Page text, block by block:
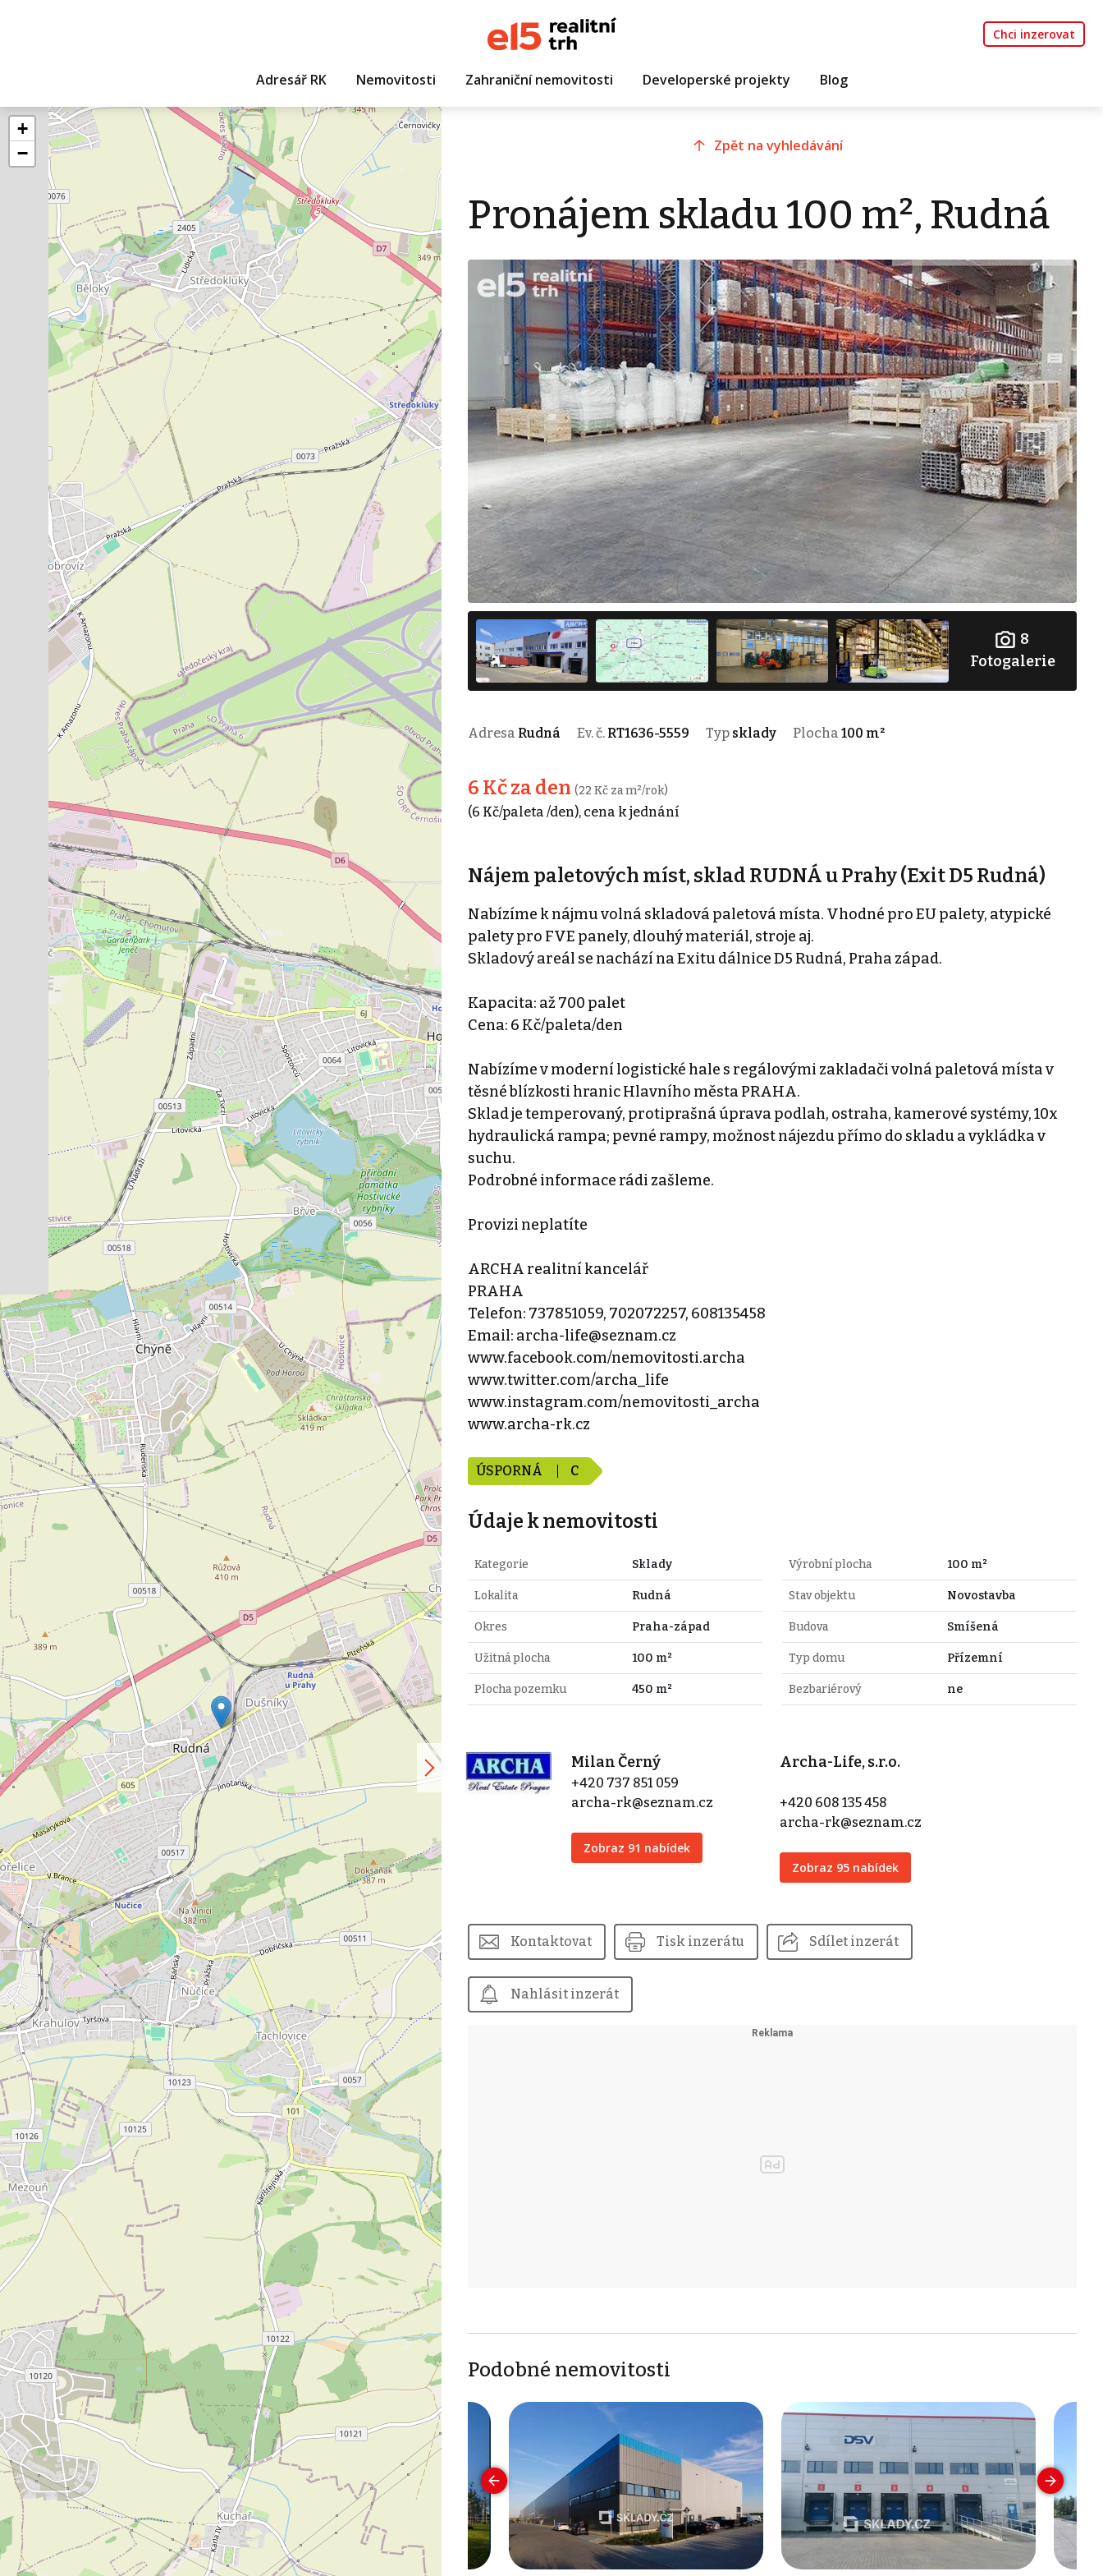
Chci inzerovat
Adresář RK Nemovitosti Zahraniční nemovitosti Developerské projekty Blog
+
−
Zpět na vyhledávání
Pronájem skladu 100 m², Rudná
8
Fotogalerie
Adresa Rudná Ev. č. RT1636-5559 Typ sklady Plocha 100 m²
6 Kč za den (22 Kč za m²/rok)
(6 Kč/paleta /den), cena k jednání
Nájem paletových míst, sklad RUDNÁ u Prahy (Exit D5 Rudná)
Nabízíme k nájmu volná skladová paletová místa. Vhodné pro EU palety, atypické
palety pro FVE panely, dlouhý materiál, stroje aj.
Skladový areál se nachází na Exitu dálnice D5 Rudná, Praha západ.
Kapacita: až 700 palet
Cena: 6 Kč/paleta/den
Nabízíme v moderní logistické hale s regálovými zakladači volná paletová místa v
těsné blízkosti hranic Hlavního města PRAHA.
Sklad je temperovaný, protiprašná úprava podlah, ostraha, kamerové systémy, 10x
hydraulická rampa; pevné rampy, možnost nájezdu přímo do skladu a vykládka v
suchu.
Podrobné informace rádi zašleme.
Provizi neplatíte
ARCHA realitní kancelář
PRAHA
Telefon: 737851059, 702072257, 608135458
Email: archa-life@seznam.cz
www.facebook.com/nemovitosti.archa
www.twitter.com/archa_life
www.instagram.com/nemovitosti_archa
www.archa-rk.cz
ÚSPORNÁ C
Údaje k nemovitosti
Kategorie Sklady
Lokalita Rudná
Okres Praha-západ
Užitná plocha 100 m²
Plocha pozemku 450 m²
Výrobní plocha 100 m²
Stav objektu Novostavba
Budova Smíšená
Typ domu Přízemní
Bezbariérový ne
Milan Černý
+420 737 851 059
archa-rk@seznam.cz
Zobraz 91 nabídek
Archa-Life, s.r.o.
+420 608 135 458
archa-rk@seznam.cz
Zobraz 95 nabídek
Kontaktovat Tisk inzerátu Sdílet inzerát
Nahlásit inzerát
Podobné nemovitosti